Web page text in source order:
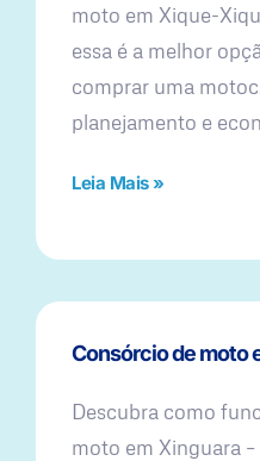
moto em Xique-
essa é a melhor
comprar uma
planejamento e
Leia Mais »
Consórcio de moto
Descubra como
moto em Xinguara